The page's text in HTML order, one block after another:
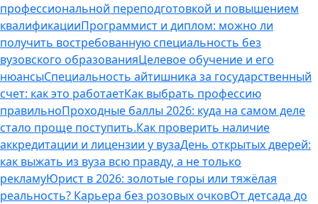
профессиональной переподготовкой и повышением
квалификацииПрограммист и диплом: можно ли
получить востребованную специальность без
вузовского образованияЦелевое обучение и его
нюансыСпециальность айтишника за государственный
счет: как это работаетКак выбрать профессию
правильноПроходные баллы 2026: куда на самом деле
стало проще поступить.Как проверить наличие
аккредитации и лицензии у вузаДень открытых дверей:
как выжать из вуза всю правду, а не только
рекламуЮрист в 2026: золотые горы или тяжёлая
реальность? Карьера без розовых очковОт детсада до